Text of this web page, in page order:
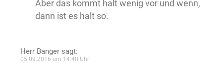
Aber das kommt halt wenig vor und wenn,
dann ist es halt so.
Herr Banger sagt:
05.09.2016 um 14:40 Uhr